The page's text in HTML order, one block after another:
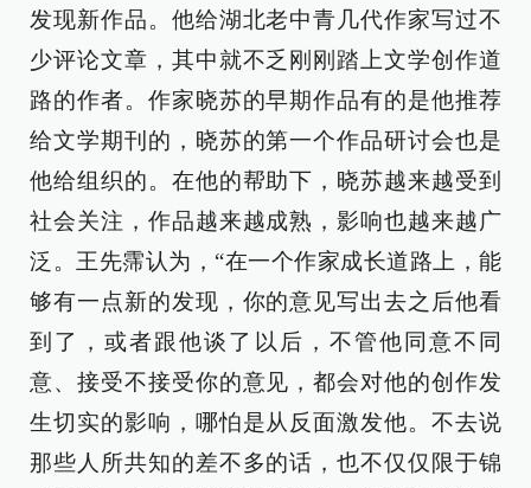
发现新作品。他给湖北老中青几代作家写过不
少评论文章，其中就不乏刚刚踏上文学创作道
路的作者。作家晓苏的早期作品有的是他推荐
给文学期刊的，晓苏的第一个作品研讨会也是
他给组织的。在他的帮助下，晓苏越来越受到
社会关注，作品越来越成熟，影响也越来越广
泛。王先霈认为，“在一个作家成长道路上，能
够有一点新的发现，你的意见写出去之后他看
到了，或者跟他谈了以后，不管他同意不同
意、接受不接受你的意见，都会对他的创作发
生切实的影响，哪怕是从反面激发他。不去说
那些人所共知的差不多的话，也不仅仅限于锦